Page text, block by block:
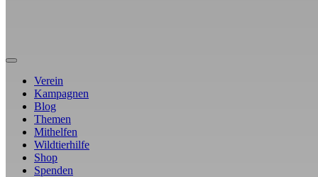
Verein
Kampagnen
Blog
Themen
Mithelfen
Wildtierhilfe
Shop
Spenden